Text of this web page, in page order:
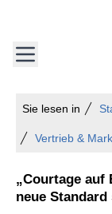
Sie lesen in
Vertrieb &
„Courtage auf
neue Standard